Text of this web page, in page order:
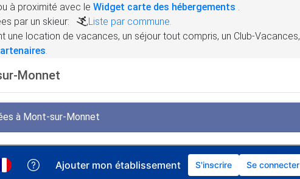
à proximité avec le Widget carte des hébergements
par un skieur:
,Liste par commune.
une location de vacances, un séjour tout compris, un Club-Vacances,
Monnet
à Mont-sur-Monnet